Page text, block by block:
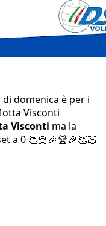
domenica è per i
Visconti
Visconti ma la
a 0 👏🏻🎉🏆🎉👏🏻